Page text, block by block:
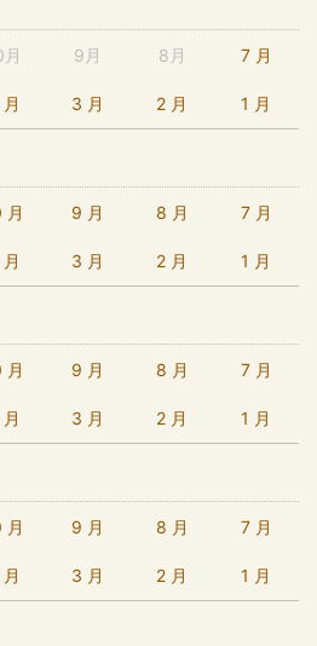
9月 8月 7 月
3 月 2 月 1 月
月 9 月 8 月 7 月
3 月 2 月 1 月
月 9 月 8 月 7 月
3 月 2 月 1 月
月 9 月 8 月 7 月
3 月 2 月 1 月